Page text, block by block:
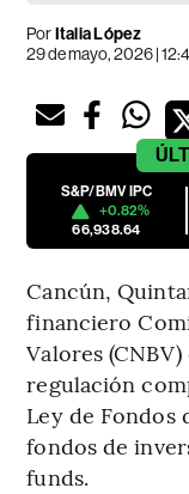
PorItalia López
29 de mayo, 2026 |
S&P/BMV IPC
+0.82%
66,938.64
Cancún,
financiero
Valores
regulación
Ley de Fondos
fondos de
funds.